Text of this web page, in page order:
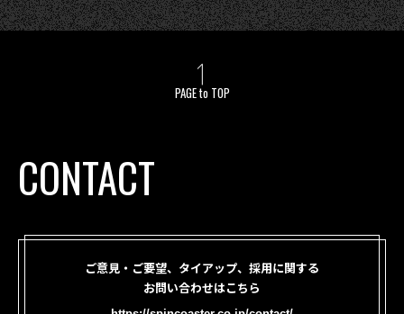
PAGE to TOP
CONTACT
ご意見・ご要望、タイアップ、採用に関する
お問い合わせはこちら